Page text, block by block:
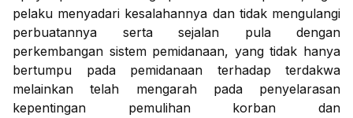
pelaku menyadari kesalahannya dan tidak mengulangi
perbuatannya serta sejalan pula dengan
perkembangan sistem pemidanaan, yang tidak hanya
bertumpu pada pemidanaan terhadap terdakwa
melainkan telah mengarah pada penyelarasan
kepentingan pemulihan korban dan